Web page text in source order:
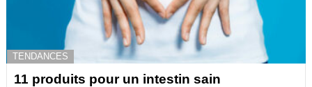
TENDANCES
11 produits pour un intestin sain